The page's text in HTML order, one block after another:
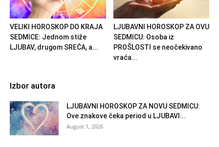
VELIKI HOROSKOP DO KRAJA
SEDMICE: Jednom stiže
LJUBAV, drugom SREĆA, a...
LJUBAVNI HOROSKOP ZA OVU
SEDMICU: Osoba iz
PROŠLOSTI se neočekivano
vraća...
Izbor autora
LJUBAVNI HOROSKOP ZA NOVU SEDMICU:
Ove znakove čeka period u LJUBAVI...
August 1, 2026